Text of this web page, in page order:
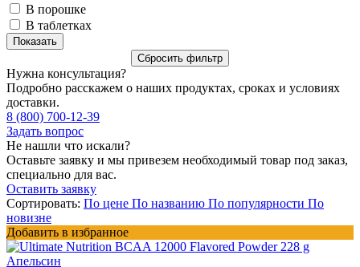
В порошке
В таблетках
Нужна консультация?
Подробно расскажем о наших продуктах, сроках и условиях
доставки.
8 (800) 700-12-39
Задать вопрос
Не нашли что искали?
Оставьте заявку и мы привезем необходимый товар под заказ,
специально для вас.
Оставить заявку
Сортировать: По цене По названию По популярности По
новизне
Добавить в избранное